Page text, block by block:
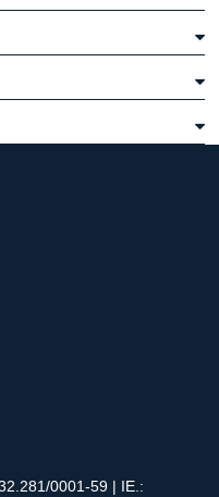
0001-59 | IE.: